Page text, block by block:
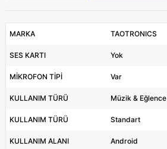
MARKA TAOTRONICS
SES KARTI Yok
MİKROFON TİPİ Var
KULLANIM TÜRÜ Müzik & Eğlence
KULLANIM TÜRÜ Standart
KULLANIM ALANI Android